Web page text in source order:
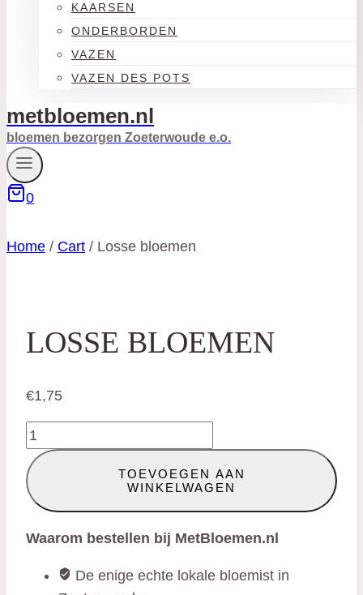
KAARSEN
ONDERBORDEN
VAZEN
VAZEN DES POTS
metbloemen.nl
bloemen bezorgen Zoeterwoude e.o.
0
Home / Cart / Losse bloemen
LOSSE BLOEMEN
€1,75
Losse
bloemen
aantal
TOEVOEGEN AAN
WINKELWAGEN
Waarom bestellen bij MetBloemen.nl
De enige echte lokale bloemist in